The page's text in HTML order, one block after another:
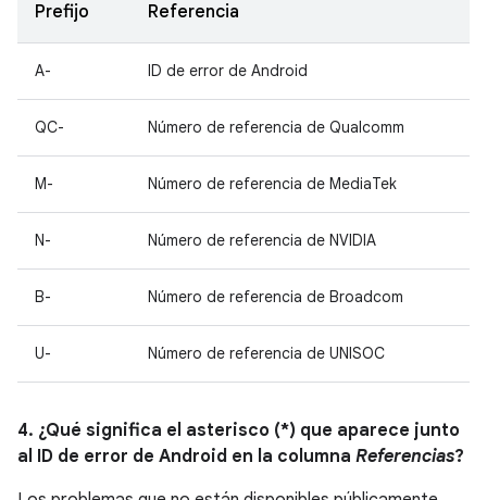
Prefijo Referencia
A- ID de error de Android
QC- Número de referencia de Qualcomm
M- Número de referencia de MediaTek
N- Número de referencia de NVIDIA
B- Número de referencia de Broadcom
U- Número de referencia de UNISOC
4. ¿Qué significa el asterisco (*) que aparece junto
al ID de error de Android en la columna Referencias?